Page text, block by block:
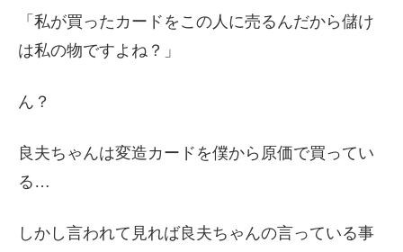
「私が買ったカードをこの人に売るんだから儲け
は私の物ですよね？」
ん？
良夫ちゃんは変造カードを僕から原価で買ってい
る…
しかし言われて見れば良夫ちゃんの言っている事